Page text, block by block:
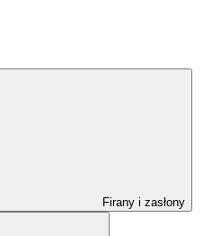
Firany i zasłony